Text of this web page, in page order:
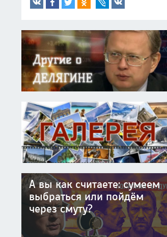
А вы как считаете: сумеем
выбраться или пойдём
через смуту?